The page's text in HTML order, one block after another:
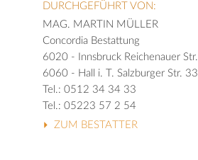
DURCHGEFÜHRT VON:
MAG. MARTIN MÜLLER
Concordia Bestattung
6020 - Innsbruck Reichenauer
6060 - Hall i. T. Salzburger Str. 33
Tel.: 0512 34 34 33
Tel.: 05223 57 2 54
ZUM BESTATTER